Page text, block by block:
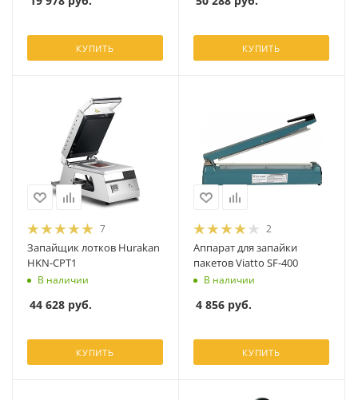
КУПИТЬ КУПИТЬ
7
Запайщик лотков Hurakan
HKN-CPT1
В наличии
44 628 руб.
КУПИТЬ
2
Аппарат для запайки
пакетов Viatto SF-400
В наличии
4 856 руб.
КУПИТЬ